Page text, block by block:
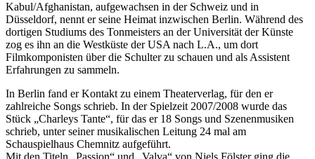
Kabul/Afghanistan, aufgewachsen in der Schweiz und in
Düsseldorf, nennt er seine Heimat inzwischen Berlin. Während des
dortigen Studiums des Tonmeisters an der Universität der Künste
zog es ihn an die Westküste der USA nach L.A., um dort
Filmkomponisten über die Schulter zu schauen und als Assistent
Erfahrungen zu sammeln.
In Berlin fand er Kontakt zu einem Theaterverlag, für den er
zahlreiche Songs schrieb. In der Spielzeit 2007/2008 wurde das
Stück „Charleys Tante“, für das er 18 Songs und Szenenmusiken
schrieb, unter seiner musikalischen Leitung 24 mal am
Schauspielhaus Chemnitz aufgeführt.
Mit den Titeln „Passion“ und „Valva“ von Niels Fölster ging die